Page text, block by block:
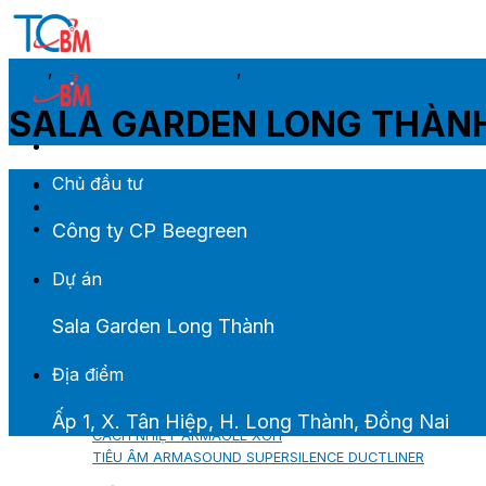
Skip
content
Trang chủ
Sản phẩm M&E
CÁCH NHIỆT ARMACELL
CÁCH NHIỆT ARMAFLEX CLASS 0
CÁCH NHIỆT ARMAGEL XGC
CÁCH NHIỆT ARMAGEL XGH
TIÊU ÂM ARMASOUND SUPERSILENCE DUCTLINER
, Công ty CP Beegreen ,
SALA GARDEN LONG
Chủ đầu tư
Công ty CP Beegreen
Dự án
Sala Garden Long Thành
Địa điểm
Ấp 1, X. Tân Hiệp, H. Long Thành, Đồng Nai